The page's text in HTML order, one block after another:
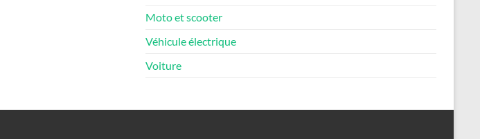
Moto et scooter
Véhicule électrique
Voiture